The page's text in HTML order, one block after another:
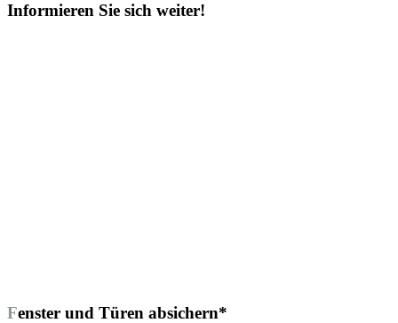
Informieren Sie sich weiter!
Fenster und Türen absichern*